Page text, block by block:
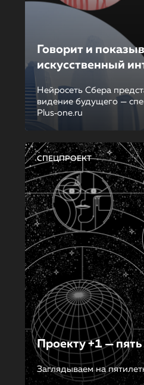
Говорит и
искусственный
Нейросеть Сбера
видение будущего —
Plus‑one.ru
СПЕЦПРОЕКТ
Проекту +1 — пять
Заглядываем на